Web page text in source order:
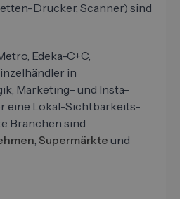
Drucker, Scanner) sind
Edeka-C+C,
in
Marketing- und Insta-
eine Lokal-Sichtbarkeits-
Branchen sind
, Supermärkte und